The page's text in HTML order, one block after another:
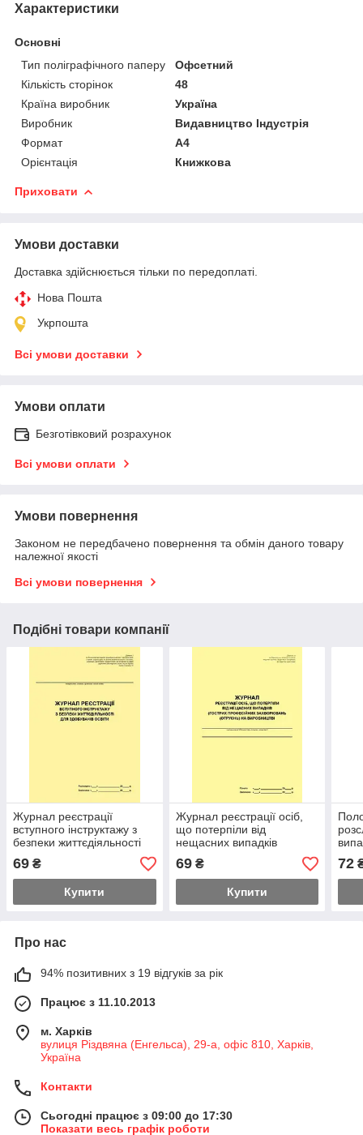
Характеристики
Основні
Тип поліграфічного паперу
Офсетний
Кількість сторінок
48
Країна виробник
Україна
Виробник
Видавництво Індустрія
Формат
A4
Орієнтація
Книжкова
Приховати
Умови доставки
Доставка здійснюється тільки по передоплаті.
Нова Пошта
Укрпошта
Всі умови доставки
Умови оплати
Безготівковий розрахунок
Всі умови оплати
Умови повернення
Законом не передбачено повернення та обмін даного товару
належної якості
Всі умови повернення
Подібні товари компанії
Журнал реєстрації
вступного інструктажу з
безпеки життєдіяльності
для здобувачів освіти
69 ₴
Купити
Журнал реєстрації осіб,
що потерпіли від
нещасних випадків
(гострих професійних
захворювань (отруєнь) на
вироб
69₴
Купити
час
72
Про нас
94% позитивних з 19 відгуків за рік
Працює з 11.10.2013
м. Харків
вулиця Різдвяна (Енгельса), 29-а, офіс 810, Харків,
Україна
Контакти
Сьогодні працює з 09:00 до 17:30
Показати весь графік роботи